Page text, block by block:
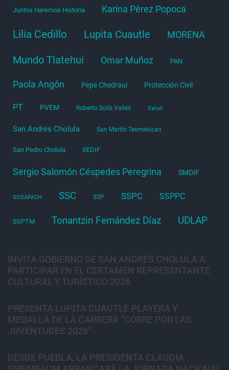
Juntos Haremos Historia Karina Pérez Popoca
Lilia Cedillo Lupita Cuautle MORENA
Mundo Tlatehui Omar Muñoz PAN
Paola Angón Pepe Chedraui Protección Civil
PT PVEM Roberto Solís Valles Salud
San Andrés Cholula San Martín Texmelucan
San Pedro Cholula SEDIF
Sergio Salomón Céspedes Peregrina SMDIF
SOSAPACH SSC SSP SSPC SSPPC
SSPTM Tonantzin Fernández Díaz UDLAP
INVITA GOBIERNO DE SAN ANDRÉS CHOLULA A
PARTICIPAR EN EL CERTAMEN REPRESENTANTE
CULTURAL Y TURÍSTICO 2026
PRESENTA LUPITA CUAUTLE PLAYERA Y
MEDALLA DE LA CARRERA “CORRE POR LAS
JUVENTUDES 2026”
DESDE PUEBLA, LA PRESIDENTA CLAUDIA